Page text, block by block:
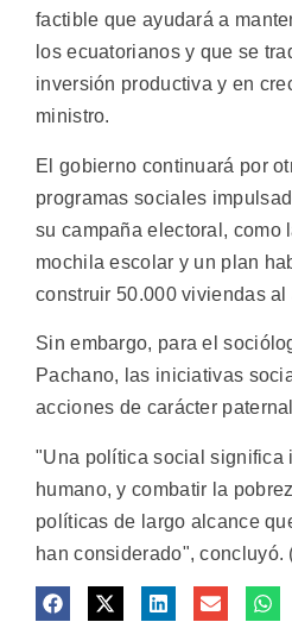
factible que ayudará a
los ecuatorianos y que se
inversión productiva y en
ministro.
El gobierno continuará por
programas sociales
su campaña electoral, como
mochila escolar y un plan
construir 50.000 viviendas al
Sin embargo, para el
Pachano, las iniciativas
acciones de carácter
"Una política social significa
humano, y combatir la
políticas de largo alcance
han considerado", concluyó.